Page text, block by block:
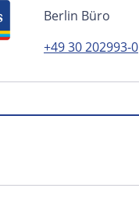
Berlin Büro
+49 30 202993-0